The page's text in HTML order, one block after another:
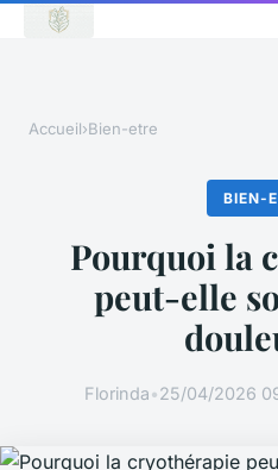
Accueil›Bien-etre
BIEN-
Pourquoi la
peut-elle
Florinda•25/04/2026